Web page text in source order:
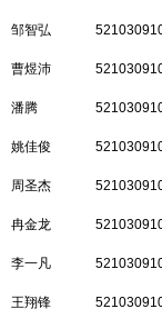
邹智弘
曹煜沛
潘腾
姚佳俊
周圣杰
冉金龙
李一凡
王翔锋